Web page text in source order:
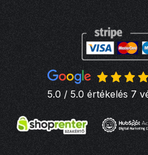
5.0 / 5.0 értékelés 7